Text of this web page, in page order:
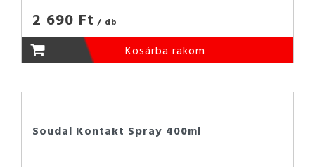
2 690 Ft / db
Kosárba rakom
Soudal Kontakt Spray 400ml